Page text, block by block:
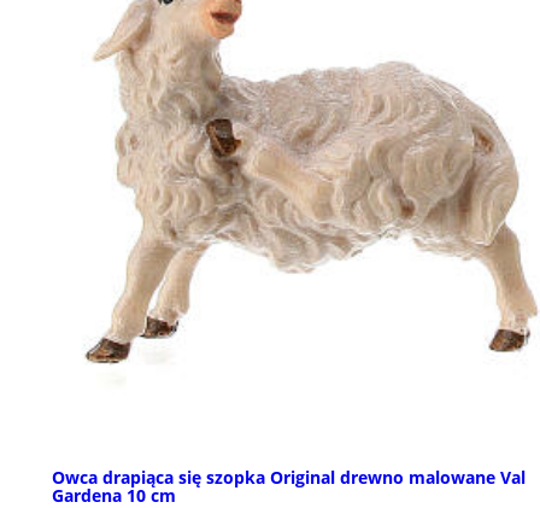
Owca drapiąca się szopka Original drewno malowane Val
Gardena 10 cm